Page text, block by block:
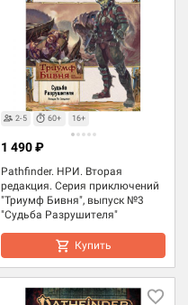
2-5 60+ 16+
Pathfinder. НРИ. Вторая
редакция. Серия приключений
"Триумф Бивня", выпуск №3
"Судьба Разрушителя"
1 490 ₽
Купить